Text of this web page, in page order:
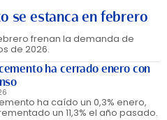
se estanca en febrero
frenan la demanda de
de 2026.
ha cerrado enero con
ha caído un 0,3% enero,
un 11,3% el año pasado.